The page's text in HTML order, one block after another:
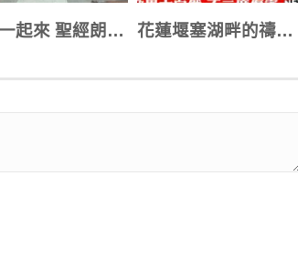
全家一起來 聖經朗誦節帶出神話語能力 花蓮堰塞湖畔的禱告 「敬畏大自然力量」持續守望盼不二度傷害